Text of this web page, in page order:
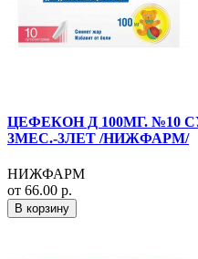
ЦЕФЕКОН Д 100МГ. №10
3МЕС.-3ЛЕТ /НИЖФАРМ/
НИЖФАРМ
от 66.00 р.
В корзину